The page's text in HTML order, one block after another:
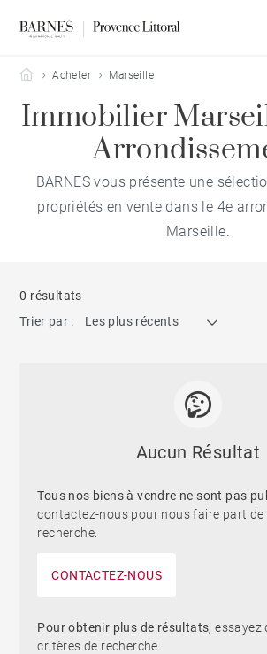
Barnes Provence Littoral
Acheter Marseille
Immobilier
BARNES vous présente une
propriétés en vente dans le 4e
Marseille.
0 résultats
Trier par :
Les plus récents
Aucun Résultat
Tous nos biens à vendre ne sont pas
contactez-nous pour nous faire part de
recherche.
CONTACTEZ-NOUS
Pour obtenir plus de résultats,essayez
critères de recherche.